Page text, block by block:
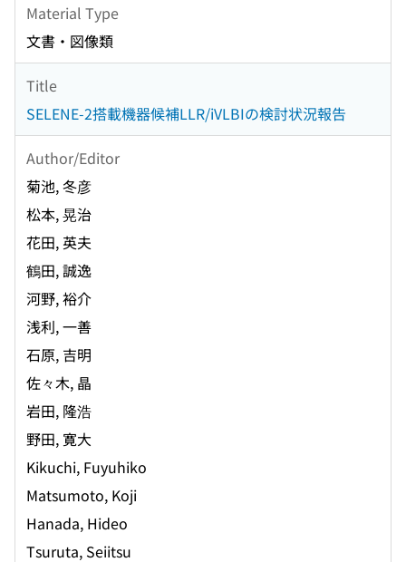
Material Type
文書・図像類
Title
SELENE-2搭載機器候補LLR/iVLBIの検討状況報告
Author/Editor
菊池, 冬彦
松本, 晃治
花田, 英夫
鶴田, 誠逸
河野, 裕介
浅利, 一善
石原, 吉明
佐々木, 晶
岩田, 隆浩
野田, 寛大
Kikuchi, Fuyuhiko
Matsumoto, Koji
Hanada, Hideo
Tsuruta, Seiitsu